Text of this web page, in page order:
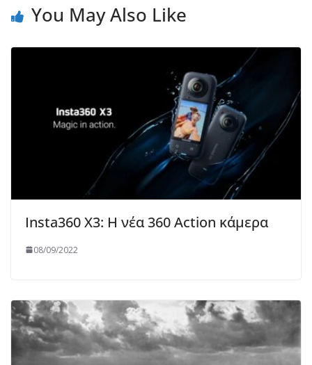
You May Also Like
Insta360 X3: Η νέα 360 Action κάμερα
08/09/2022